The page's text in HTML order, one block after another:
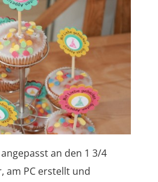
an den 1 3/4
am PC erstellt und